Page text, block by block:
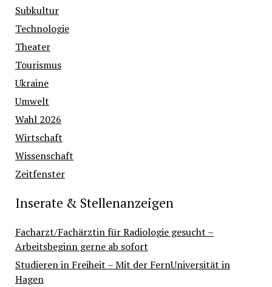
Subkultur
Technologie
Theater
Tourismus
Ukraine
Umwelt
Wahl 2026
Wirtschaft
Wissenschaft
Zeitfenster
Inserate & Stellenanzeigen
Facharzt/Fachärztin für Radiologie gesucht –
Arbeitsbeginn gerne ab sofort
Studieren in Freiheit – Mit der FernUniversität in
Hagen